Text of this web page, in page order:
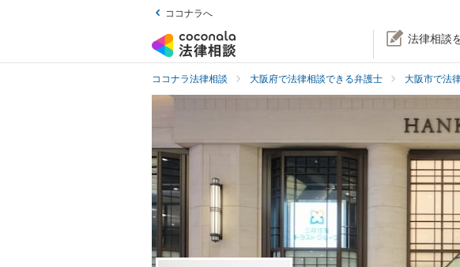
ココナラへ
法律相談
ココナラ法律相談 大阪府で法律相談できる弁護士 大阪市で法